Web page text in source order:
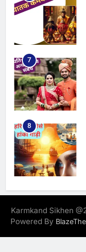
7
8
9
Karmkand Sikhen
Powered By